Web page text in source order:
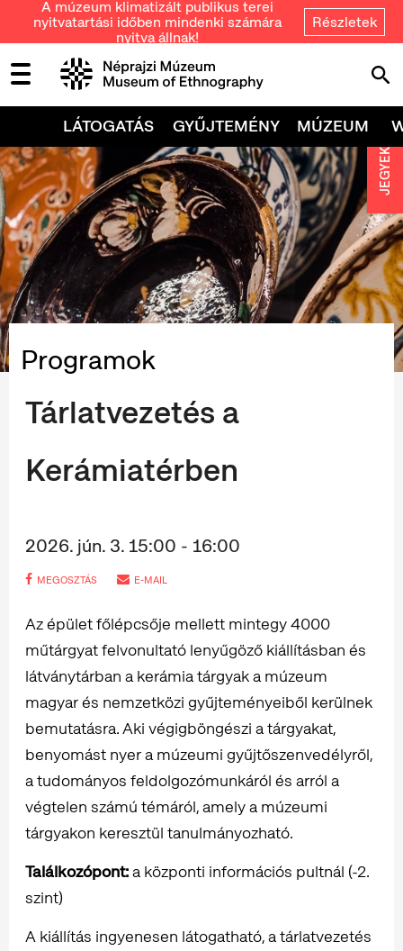
A múzeum klimatizált publikus terei
nyitvatartási időben mindenki számára
nyitva állnak!
Részletek
LÁTOGATÁS GYŰJTEMÉNY MÚZEUM
Programok
Tárlatvezetés a
Kerámiatérben
2026. jún. 3. 15:00 - 16:00
MEGOSZTÁS E-MAIL
Az épület főlépcsője mellett mintegy 4000
műtárgyat felvonultató lenyűgöző kiállításban és
látványtárban a kerámia tárgyak a múzeum
magyar és nemzetközi gyűjteményeiből kerülnek
bemutatásra. Aki végigböngészi a tárgyakat,
benyomást nyer a múzeumi gyűjtőszenvedélyről,
a tudományos feldolgozómunkáról és arról a
végtelen számú témáról, amely a múzeumi
tárgyakon keresztül tanulmányozható.
Találkozópont:a központi információs pultnál (-2.
szint)
A kiállítás ingyenesen látogatható, a tárlatvezetés
JEGYEK